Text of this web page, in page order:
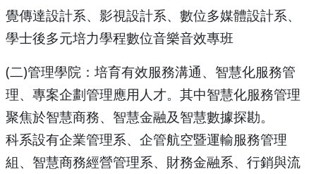
覺傳達設計系、影視設計系、數位多媒體設計系、
學士後多元培力學程數位音樂音效專班
(二)管理學院：培育有效服務溝通、智慧化服務管
理、專案企劃管理應用人才。其中智慧化服務管理
聚焦於智慧商務、智慧金融及智慧數據探勘。
科系設有企業管理系、企管航空暨運輸服務管理
組、智慧商務經營管理系、財務金融系、行銷與流